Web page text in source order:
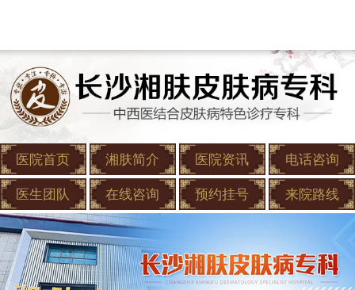
医院首页 湘肤简介 医院资讯 电话咨询
医生团队 在线咨询 预约挂号 来院路线